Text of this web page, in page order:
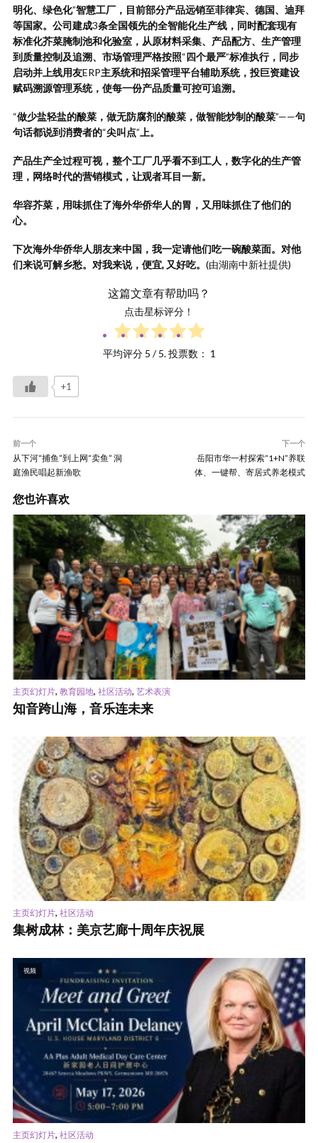
明化、绿色化”智慧工厂，目前部分产品远销至菲律宾、德国、迪拜
等国家。公司建成3条全国领先的全智能化生产线，同时配套现有
标准化芥菜腌制池和化验室，从原材料采集、产品配方、生产管理
到质量控制及追溯、市场管理严格按照“四个最严”标准执行，同步
启动并上线用友ERP主系统和招采管理平台辅助系统，投巨资建设
赋码溯源管理系统，使每一份产品质量可控可追溯。
“做少盐轻盐的酸菜，做无防腐剂的酸菜，做智能炒制的酸菜”——句
句话都说到消费者的“尖叫点” 上。
产品生产全过程可视，整个工厂几乎看不到工人，数字化的生产管
理，网络时代的营销模式，让观者耳目一新。
华容芥菜，用味抓住了海外华侨华人的胃，又用味抓住了他们的
心。
下次海外华侨华人朋友来中国，我一定请他们吃一碗酸菜面。对他
们来说可解乡愁。对我来说，便宜, 又好吃。 (由湖南中新社提供)
这篇文章有帮助吗？
点击星标评分！
平均评分 5 / 5. 投票数： 1
+1
前一个
从下河“捕鱼”到上网“卖鱼” 洞
庭渔民唱起新渔歌
下一个
岳阳市华一村探索“1+N”养联
体、一键帮、寄居式养老模式
您也许喜欢
主页幻灯片, 教育园地, 社区活动, 艺术表演
知音跨山海，音乐连未来
主页幻灯片, 社区活动
集树成林：美京艺廊十周年庆祝展
视频
主页幻灯片, 社区活动